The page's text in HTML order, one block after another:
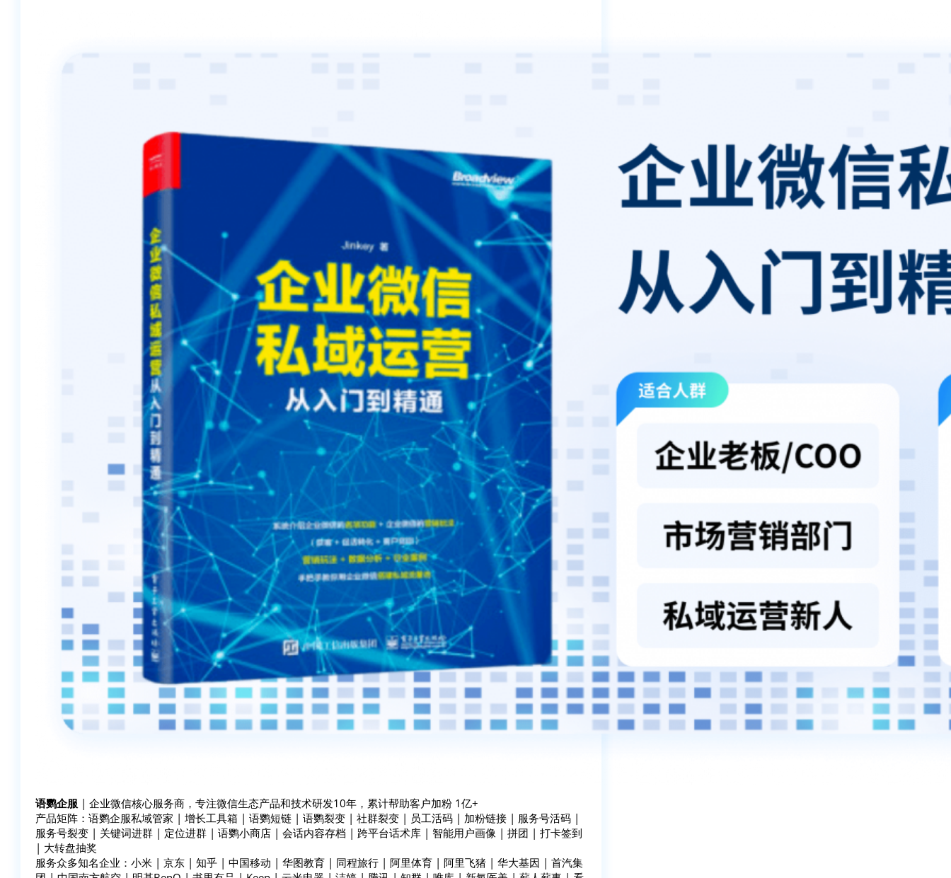
语鹦企服 | 企业微信核心服务商，专注微信生态产品和技术研发10年，累计帮助客户加粉 1亿+
产品矩阵：语鹦企服私域管家 | 增长工具箱 | 语鹦短链 | 语鹦裂变 | 社群裂变 | 员工活码 | 加粉链接 | 服务号活码 |
服务号裂变 | 关键词进群 | 定位进群 | 语鹦小商店 | 会话内容存档 | 跨平台话术库 | 智能用户画像 | 拼团 | 打卡签到
| 大转盘抽奖
服务众多知名企业：小米 | 京东 | 知乎 | 中国移动 | 华图教育 | 同程旅行 | 阿里体育 | 阿里飞猪 | 华大基因 | 首汽集